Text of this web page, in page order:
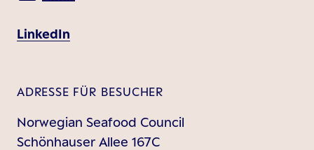
LinkedIn
ADRESSE FÜR BESUCHER
Norwegian Seafood Council
Schönhauser Allee 167C